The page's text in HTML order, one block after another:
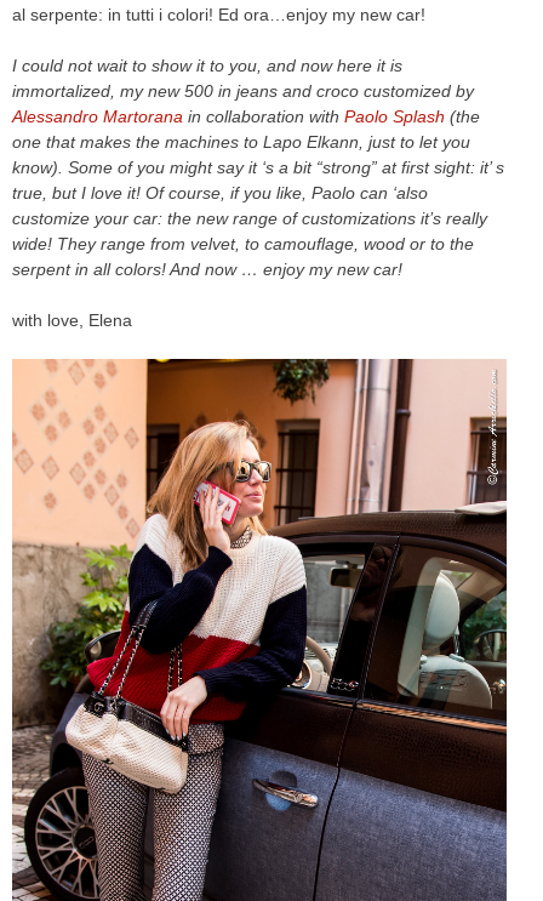
al serpente: in tutti i colori! Ed ora…enjoy my new car!
I could not wait to show it to you and now here it is
immortalized , my new500 in jeans and croco customized by
Alessandro Martorana in collaboration with Paolo Splash (the
one that makes the machines to Lapo Elkann , just to let you
know). Some of you might say it ‘s a bit “strong” at first sight: it’ s
true , butI love it! Of course, if you like, Paolo can ‘also
customize your car: the new range of customizations it’s really
wide! They range from velvet, to camouflage , wood or to the
serpent in all colors!And now … enjoy my new car!
with love, Elena